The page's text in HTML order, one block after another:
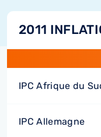
2011
IPC Afrique du
IPC Allemagne